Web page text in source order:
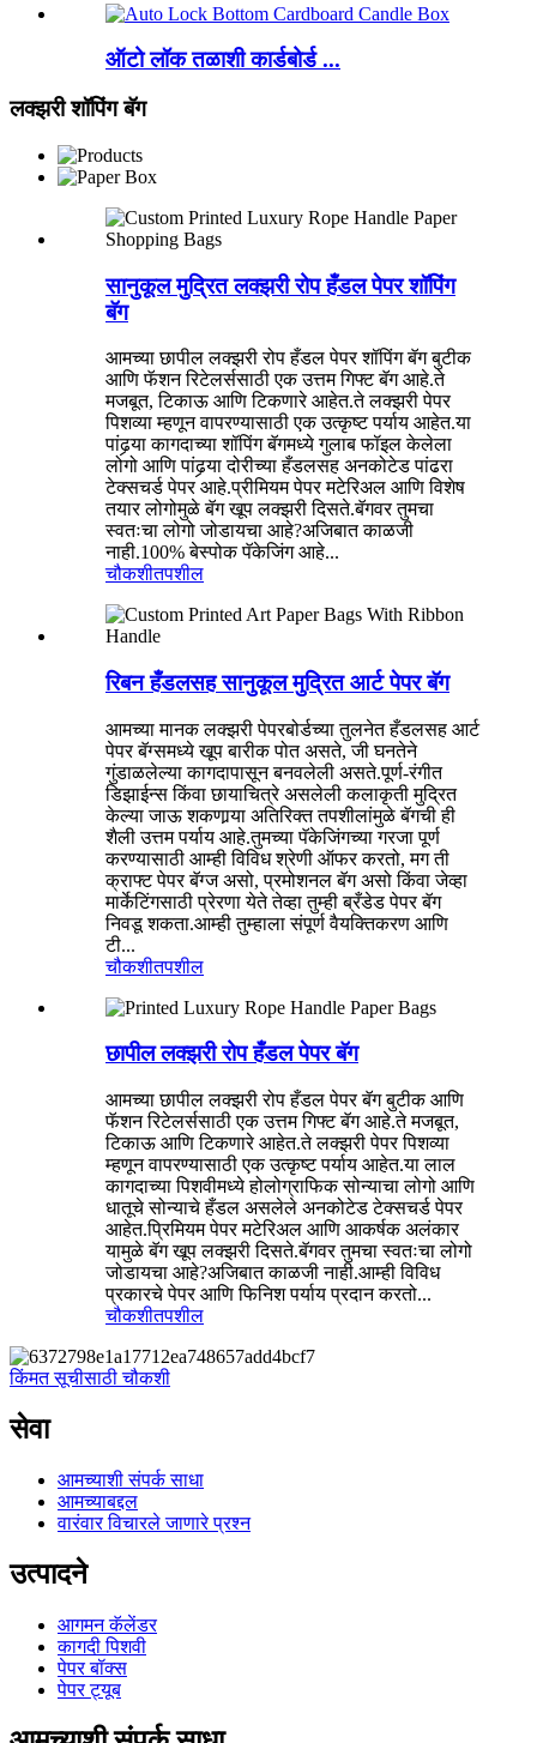
ऑटो लॉक तळाशी कार्डबोर्ड ...
लक्झरी शॉपिंग बॅग
सानुकूल मुद्रित लक्झरी रोप हँडल पेपर शॉपिंग
बॅग
आमच्या छापील लक्झरी रोप हँडल पेपर शॉपिंग बॅग बुटीक
आणि फॅशन रिटेलर्ससाठी एक उत्तम गिफ्ट बॅग आहे.ते
मजबूत, टिकाऊ आणि टिकणारे आहेत.ते लक्झरी पेपर
पिशव्या म्हणून वापरण्यासाठी एक उत्कृष्ट पर्याय आहेत.या
पांढर्‍या कागदाच्या शॉपिंग बॅगमध्ये गुलाब फॉइल केलेला
लोगो आणि पांढर्‍या दोरीच्या हँडलसह अनकोटेड पांढरा
टेक्सचर्ड पेपर आहे.प्रीमियम पेपर मटेरिअल आणि विशेष
तयार लोगोमुळे बॅग खूप लक्झरी दिसते.बॅगवर तुमचा
स्वतःचा लोगो जोडायचा आहे?अजिबात काळजी
नाही.100% बेस्पोक पॅकेजिंग आहे...
चौकशीतपशील
रिबन हँडलसह सानुकूल मुद्रित आर्ट पेपर बॅग
आमच्या मानक लक्झरी पेपरबोर्डच्या तुलनेत हँडलसह आर्ट
पेपर बॅग्समध्ये खूप बारीक पोत असते, जी घनतेने
गुंडाळलेल्या कागदापासून बनवलेली असते.पूर्ण-रंगीत
डिझाईन्स किंवा छायाचित्रे असलेली कलाकृती मुद्रित
केल्या जाऊ शकणार्‍या अतिरिक्त तपशीलांमुळे बॅगची ही
शैली उत्तम पर्याय आहे.तुमच्या पॅकेजिंगच्या गरजा पूर्ण
करण्यासाठी आम्ही विविध श्रेणी ऑफर करतो, मग ती
क्राफ्ट पेपर बॅग्ज असो, प्रमोशनल बॅग असो किंवा जेव्हा
मार्केटिंगसाठी प्रेरणा येते तेव्हा तुम्ही ब्रँडेड पेपर बॅग
निवडू शकता.आम्ही तुम्हाला संपूर्ण वैयक्तिकरण आणि
टी...
चौकशीतपशील
छापील लक्झरी रोप हँडल पेपर बॅग
आमच्या छापील लक्झरी रोप हँडल पेपर बॅग बुटीक आणि
फॅशन रिटेलर्ससाठी एक उत्तम गिफ्ट बॅग आहे.ते मजबूत,
टिकाऊ आणि टिकणारे आहेत.ते लक्झरी पेपर पिशव्या
म्हणून वापरण्यासाठी एक उत्कृष्ट पर्याय आहेत.या लाल
कागदाच्या पिशवीमध्ये होलोग्राफिक सोन्याचा लोगो आणि
धातूचे सोन्याचे हँडल असलेले अनकोटेड टेक्सचर्ड पेपर
आहेत.प्रिमियम पेपर मटेरिअल आणि आकर्षक अलंकार
यामुळे बॅग खूप लक्झरी दिसते.बॅगवर तुमचा स्वतःचा लोगो
जोडायचा आहे?अजिबात काळजी नाही.आम्ही विविध
प्रकारचे पेपर आणि फिनिश पर्याय प्रदान करतो...
चौकशीतपशील
किंमत सूचीसाठी चौकशी
सेवा
आमच्याशी संपर्क साधा
आमच्याबद्दल
वारंवार विचारले जाणारे प्रश्न
उत्पादने
आगमन कॅलेंडर
कागदी पिशवी
पेपर बॉक्स
पेपर ट्यूब